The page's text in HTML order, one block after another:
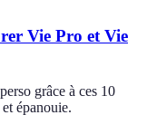
Vie Pro et Vie
grâce à ces 10
épanouie.